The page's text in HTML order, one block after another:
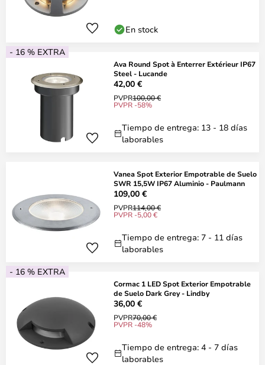
En stock
- 16 % EXTRA
Ava Round Spot à Enterrer Extérieur IP67
Steel - Lucande
42,00 €
PVPR100,00 €
PVPR -58%
Tiempo de entrega: 13 - 18 días
laborables
Vanea Spot Exterior Empotrable de Suelo
SWR 15,5W IP67 Aluminio - Paulmann
109,00 €
PVPR114,00 €
PVPR -5,00 €
Tiempo de entrega: 7 - 11 días
laborables
- 16 % EXTRA
Cormac 1 LED Spot Exterior Empotrable
de Suelo Dark Grey - Lindby
36,00 €
PVPR70,00 €
PVPR -48%
Tiempo de entrega: 4 - 7 días
laborables